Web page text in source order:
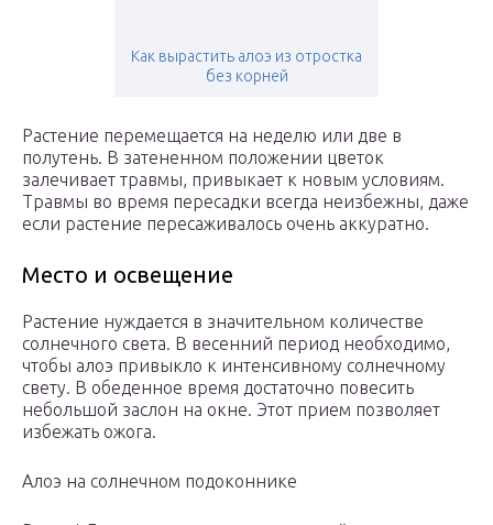
Как вырастить алоэ из отростка
без корней
Растение перемещается на неделю или две в
полутень. В затененном положении цветок
залечивает травмы, привыкает к новым условиям.
Травмы во время пересадки всегда неизбежны, даже
если растение пересаживалось очень аккуратно.
Место и освещение
Растение нуждается в значительном количестве
солнечного света. В весенний период необходимо,
чтобы алоэ привыкло к интенсивному солнечному
свету. В обеденное время достаточно повесить
небольшой заслон на окне. Этот прием позволяет
избежать ожога.
Алоэ на солнечном подоконнике